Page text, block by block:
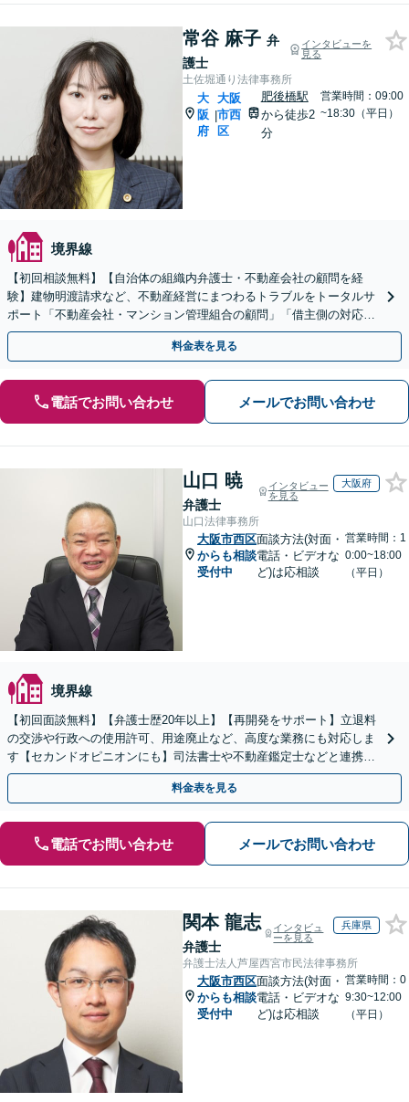
常谷 麻子 弁
護士
インタビューを
見る
土佐堀通り法律事務所
大
阪
府
|
大阪
市西
区
肥後橋駅
から徒歩2
分
営業時間：09:00
~18:30（平日）
境界線
【初回相談無料】【自治体の組織内弁護士・不動産会社の顧問を経
験】建物明渡請求など、不動産経営にまつわるトラブルをトータルサ
ポート「不動産会社・マンション管理組合の顧問」「借主側の対応／
立退料の増額ほか」【休日・夜間相談可】【肥後橋駅1分】
料金表を見る
電話でお問い合わせ メールでお問い合わせ
山口 暁
弁護士
インタビュー
を見る
大阪府
山口法律事務所
大阪市西区
からも相談
受付中
面談方法(対面・
電話・ビデオな
ど)は応相談
営業時間：1
0:00~18:00
（平日）
境界線
【初回面談無料】【弁護士歴20年以上】【再開発をサポート】立退料
の交渉や行政への使用許可、用途廃止など、高度な業務にも対応しま
す【セカンドオピニオンにも】司法書士や不動産鑑定士などと連携。
農地や山林などもお任せください【枚方市駅6分】
料金表を見る
電話でお問い合わせ メールでお問い合わせ
関本 龍志
弁護士
インタビュ
ーを見る
兵庫県
弁護士法人芦屋西宮市民法律事務所
大阪市西区
からも相談
受付中
面談方法(対面・
電話・ビデオな
ど)は応相談
営業時間：0
9:30~12:00
（平日）